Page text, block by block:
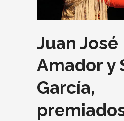
Juan José
Amador y
García,